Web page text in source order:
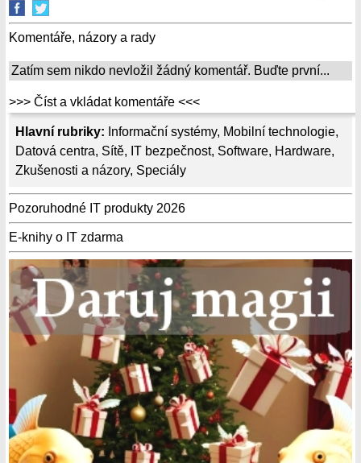
Hlavní rubriky: Informační systémy, Mobilní technologie,
Datová centra, Sítě, IT bezpečnost, Software, Hardware,
Zkušenosti a názory, Speciály
Pozoruhodné IT produkty 2026
E-knihy o IT zdarma
Komentáře, názory a rady
Zatím sem nikdo nevložil žádný komentář. Buďte první...
>>> Číst a vkládat komentáře <<<